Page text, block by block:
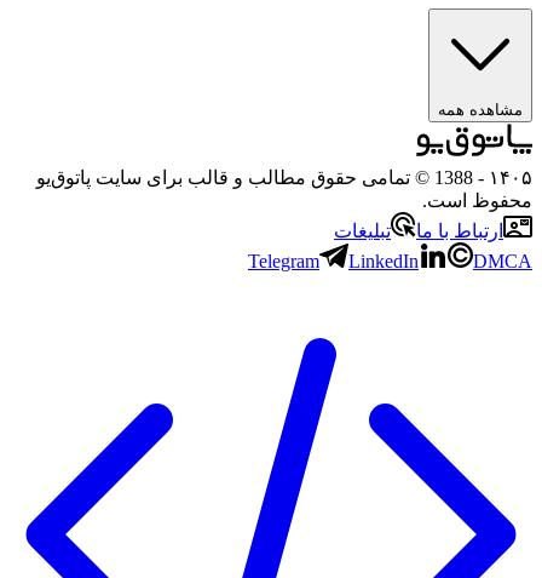
مشاهده همه
۱۴۰۵
- 1388 © تمامی حقوق مطالب و قالب برای سایت پاتوق‌یو
محفوظ است.
ارتباط با ما
تبلیغات
Telegram
LinkedIn DMCA